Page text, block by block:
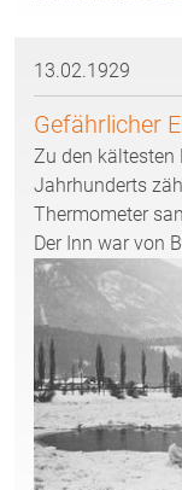
13.02.1929
Gefährlicher
Zu den kältesten
Jahrhunderts
Thermometer
Der Inn war von